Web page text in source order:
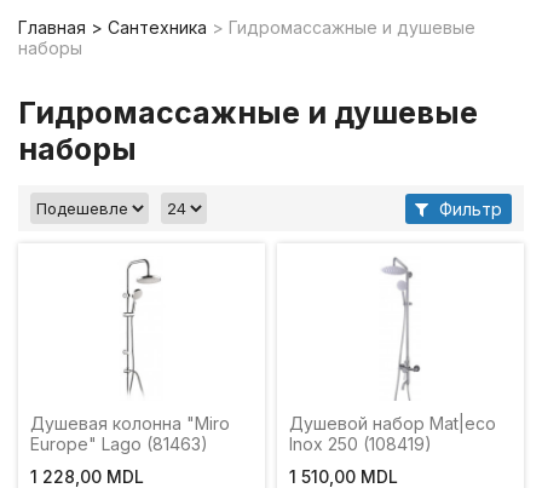
Главная Сантехника
Гидромассажные и душевые
наборы
Гидромассажные и душевые
наборы
Фильтр
Душевая колонна "Miro
Europe" Lago (81463)
1 228,00 MDL
Душевой набор Mat|eco
Inox 250 (108419)
1 510,00 MDL